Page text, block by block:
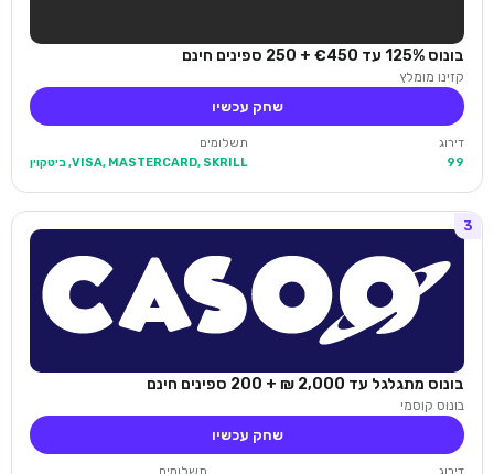
בונוס 125% עד €450 + 250 ספינים חינם
קזינו מומלץ
שחק עכשיו
דירוג
99
תשלומים
VISA, MASTERCARD, SKRILL, ביטקוין
3
בונוס מתגלגל עד 2,000 ₪ + 200 ספינים חינם
בונוס קוסמי
שחק עכשיו
דירוג
תשלומים